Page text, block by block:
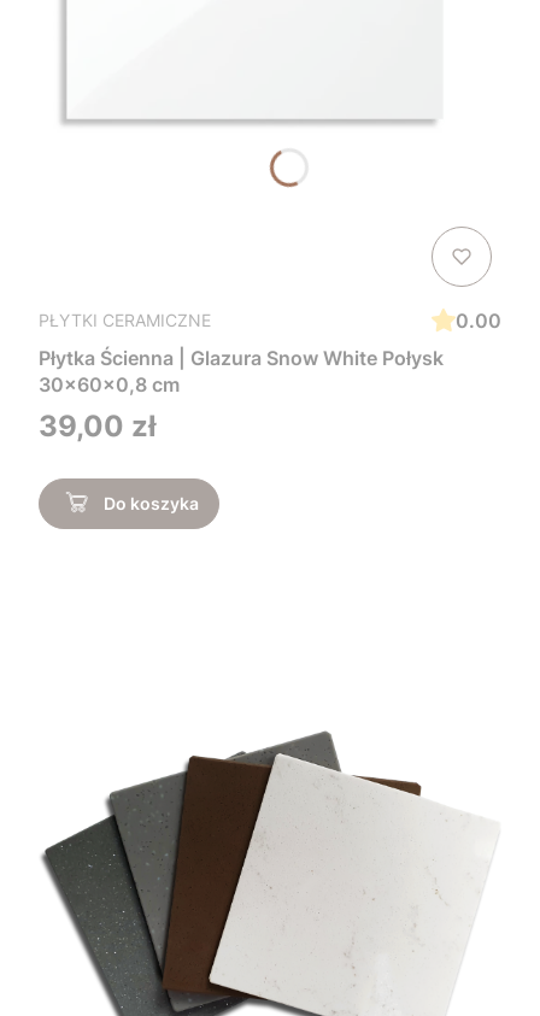
PŁYTKI CERAMICZNE
0.00
Płytka Ścienna | Glazura Snow White Połysk
30x60x0,8 cm
Cena
39,00 zł
Do koszyka